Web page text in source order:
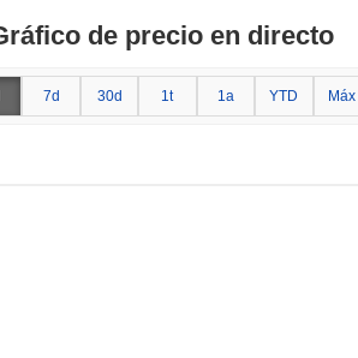
de precio en directo
7d 30d 1t 1a YTD Máx